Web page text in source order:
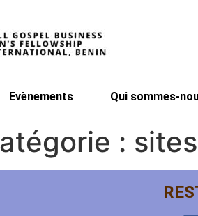
Evènements Qui sommes-
: